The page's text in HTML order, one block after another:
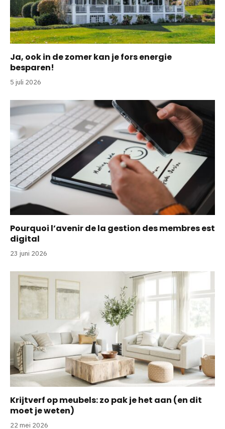
Ja, ook in de zomer kan je fors energie
besparen!
5 juli 2026
Pourquoi l’avenir de la gestion des membres est
digital
23 juni 2026
Krijtverf op meubels: zo pak je het aan (en dit
moet je weten)
22 mei 2026